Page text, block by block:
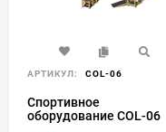
АРТИКУЛ: COL-06
Спортивное
оборудование COL-06